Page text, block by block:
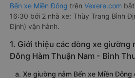
Bến xe Miền Đông trên Vexere.com
16:30 bởi 2 nhà xe: Thùy Trang Bình
Định) vận hành.
1. Giới thiệu các dòng xe giường
Đông Hàm Thuận Nam - Bình
a. Xe giường nằm Bến xe Miền Đông